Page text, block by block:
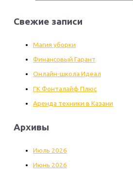
Свежие записи
Магия уборки
Финансовый Гарант
Онлайн-школа Идеал
ГК Фонталайф Плюс
Аренда техники в Казани
Архивы
Июль 2026
Июнь 2026